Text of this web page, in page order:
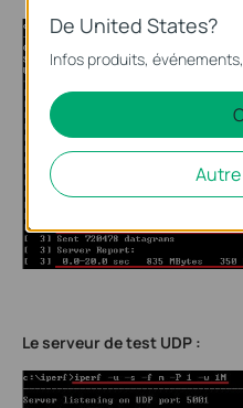
Le serveur de test UDP :
De United States?
Infos produits,